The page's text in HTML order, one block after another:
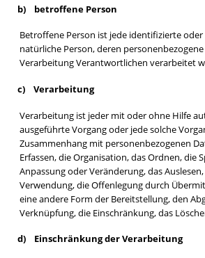
▸Bandagen
▸
▸Sonstiges
b) betroffene Person
Betroffene Person ist jede identifizierte
natürliche Person, deren
Verarbeitung Verantwortlichen verarbeitet
c) Verarbeitung
Verarbeitung ist jeder mit oder ohne Hilfe
ausgeführte Vorgang oder jede solche
Zusammenhang mit personenbezogenen
Erfassen, die Organisation, das Ordnen, die
Anpassung oder Veränderung, das
Verwendung, die Offenlegung durch
eine andere Form der Bereitstellung, den
Verknüpfung, die Einschränkung, das
d) Einschränkung der Verarbeitung